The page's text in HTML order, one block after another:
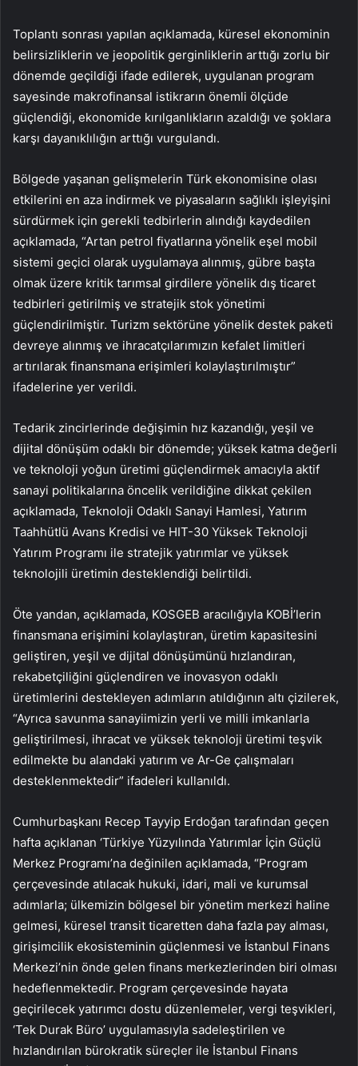
Toplantı sonrası yapılan açıklamada, küresel ekonominin
belirsizliklerin ve jeopolitik gerginliklerin arttığı zorlu bir
dönemde geçildiği ifade edilerek, uygulanan program
sayesinde makrofinansal istikrarın önemli ölçüde
güçlendiği, ekonomide kırılganlıkların azaldığı ve şoklara
karşı dayanıklılığın arttığı vurgulandı.
Bölgede yaşanan gelişmelerin Türk ekonomisine olası
etkilerini en aza indirmek ve piyasaların sağlıklı işleyişini
sürdürmek için gerekli tedbirlerin alındığı kaydedilen
açıklamada, “Artan petrol fiyatlarına yönelik eşel mobil
sistemi geçici olarak uygulamaya alınmış, gübre başta
olmak üzere kritik tarımsal girdilere yönelik dış ticaret
tedbirleri getirilmiş ve stratejik stok yönetimi
güçlendirilmiştir. Turizm sektörüne yönelik destek paketi
devreye alınmış ve ihracatçılarımızın kefalet limitleri
artırılarak finansmana erişimleri kolaylaştırılmıştır”
ifadelerine yer verildi.
Tedarik zincirlerinde değişimin hız kazandığı, yeşil ve
dijital dönüşüm odaklı bir dönemde; yüksek katma değerli
ve teknoloji yoğun üretimi güçlendirmek amacıyla aktif
sanayi politikalarına öncelik verildiğine dikkat çekilen
açıklamada, Teknoloji Odaklı Sanayi Hamlesi, Yatırım
Taahhütlü Avans Kredisi ve HIT-30 Yüksek Teknoloji
Yatırım Programı ile stratejik yatırımlar ve yüksek
teknolojili üretimin desteklendiği belirtildi.
Öte yandan, açıklamada, KOSGEB aracılığıyla KOBİ’lerin
finansmana erişimini kolaylaştıran, üretim kapasitesini
geliştiren, yeşil ve dijital dönüşümünü hızlandıran,
rekabetçiliğini güçlendiren ve inovasyon odaklı
üretimlerini destekleyen adımların atıldığının altı çizilerek,
“Ayrıca savunma sanayiimizin yerli ve milli imkanlarla
geliştirilmesi, ihracat ve yüksek teknoloji üretimi teşvik
edilmekte bu alandaki yatırım ve Ar-Ge çalışmaları
desteklenmektedir” ifadeleri kullanıldı.
Cumhurbaşkanı Recep Tayyip Erdoğan tarafından geçen
hafta açıklanan ‘Türkiye Yüzyılında Yatırımlar İçin Güçlü
Merkez Programı’na değinilen açıklamada, “Program
çerçevesinde atılacak hukuki, idari, mali ve kurumsal
adımlarla; ülkemizin bölgesel bir yönetim merkezi haline
gelmesi, küresel transit ticaretten daha fazla pay alması,
girişimcilik ekosisteminin güçlenmesi ve İstanbul Finans
Merkezi’nin önde gelen finans merkezlerinden biri olması
hedeflenmektedir. Program çerçevesinde hayata
geçirilecek yatırımcı dostu düzenlemeler, vergi teşvikleri,
‘Tek Durak Büro’ uygulamasıyla sadeleştirilen ve
hızlandırılan bürokratik süreçler ile İstanbul Finans